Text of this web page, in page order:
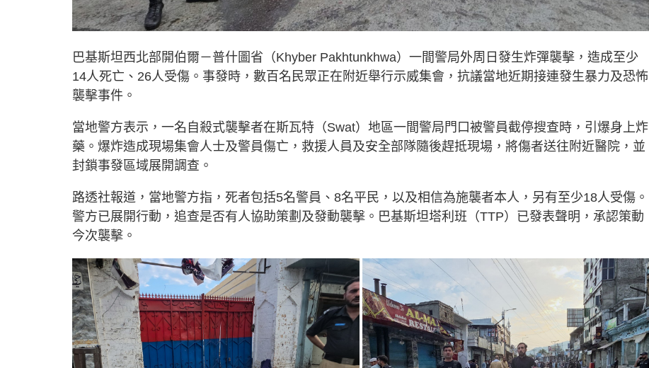
巴基斯坦西北部開伯爾－普什圖省（Khyber Pakhtunkhwa）一間警局外周日發生炸彈襲擊，造成至少
14人死亡、26人受傷。事發時，數百名民眾正在附近舉行示威集會，抗議當地近期接連發生暴力及恐怖
襲擊事件。
當地警方表示，一名自殺式襲擊者在斯瓦特（Swat）地區一間警局門口被警員截停搜查時，引爆身上炸
藥。爆炸造成現場集會人士及警員傷亡，救援人員及安全部隊隨後趕抵現場，將傷者送往附近醫院，並
封鎖事發區域展開調查。
路透社報道，當地警方指，死者包括5名警員、8名平民，以及相信為施襲者本人，另有至少18人受傷。
警方已展開行動，追查是否有人協助策劃及發動襲擊。巴基斯坦塔利班（TTP）已發表聲明，承認策動
今次襲擊。